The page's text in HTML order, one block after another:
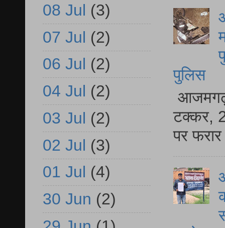
पुलिस
आजमगढ़
टक्कर,
पर
08 Jul (3)
07 Jul (2)
06 Jul (2)
04 Jul (2)
03 Jul (2)
02 Jul (3)
01 Jul (4)
30 Jun (2)